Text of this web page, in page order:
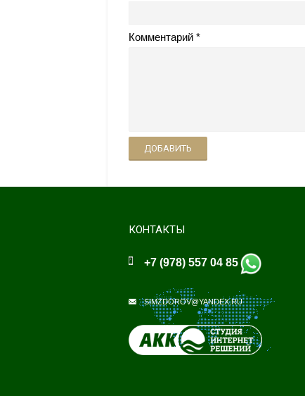
Комментарий
ДОБАВИТЬ
КОНТАКТЫ
+7 (978) 557 04 85
SIMZDOROV@YANDEX.RU